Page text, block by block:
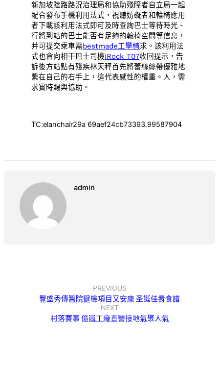
新加坡陸路路況治理局和協助殘障者自立局一起
配合發布手機利用法式，視聽妨礙者和輪椅應用
者下載該利用法式即可及時查詢巴士等待時光、
行將到站的巴士能否有足夠的輪椅空間等信息，
并可提交乘車需bestmade工學椅求。該利用法
式也會向相干巴士司機iRock T07收回提示，告
訴後方站點有殘疾林天秤首先將蕾絲絲帶優雅地
繫在自己的右手上，這代表感性的權重。人，需
求實時賜與協助。
TC:elanchair29a 69aef24cb73393.99587904
admin
PREVIOUS
豐盛秀傳醫院健檢項目又安康 圣誕佳肴食譜
NEXT
村落賽事 億嵐工廠直營接地氣聚人氣